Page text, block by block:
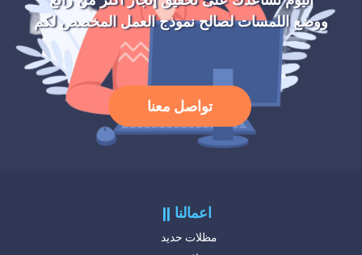
ووضع اللمسات لصالح نموذج العمل المخصص لكم
تواصل معنا
مظلات حديد